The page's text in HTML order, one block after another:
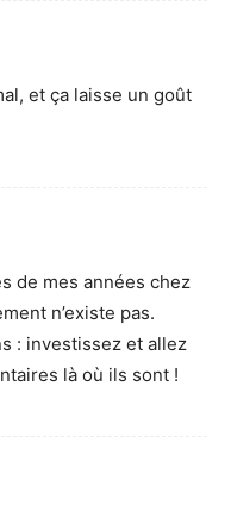
et ça laisse un goût
de mes années chez
n’existe pas.
: investissez et allez
là où ils sont !